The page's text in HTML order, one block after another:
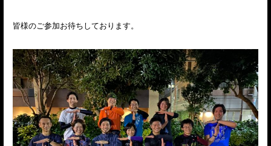
皆様のご参加お待ちしております。